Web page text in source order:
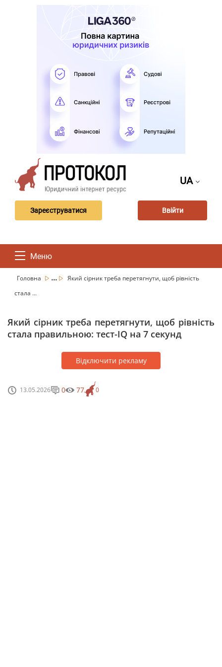
UA
Зареєструватися Ввійти
Меню
Головна ...
Який сірник треба перетягнути, щоб рівність
стала ...
Який сірник треба перетягнути, щоб рівність
стала правильною: тест-IQ на 7 секунд
Відключити рекламу
13.05.2026 0
0 77